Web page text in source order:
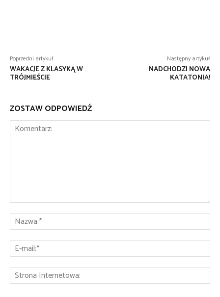
Poprzedni artykuł
WAKACJE Z KLASYKĄ W
TRÓJMIEŚCIE
Następny artykuł
NADCHODZI NOWA
KATATONIA!
ZOSTAW ODPOWIEDŹ